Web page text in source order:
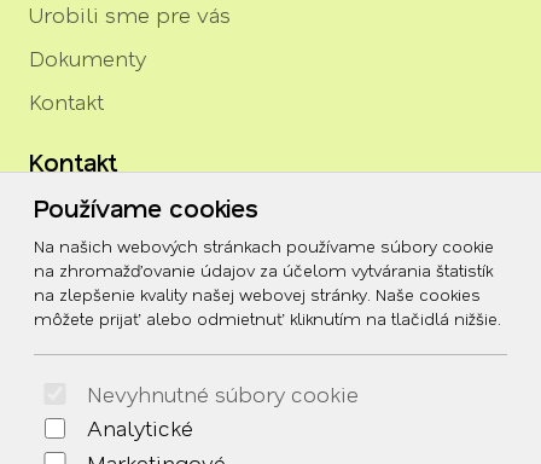
Používame cookies
Na našich webových stránkach používame súbory cookie
na zhromažďovanie údajov za účelom vytvárania štatistík
na zlepšenie kvality našej webovej stránky. Naše cookies
môžete prijať alebo odmietnuť kliknutím na tlačidlá nižšie.
Nevyhnutné súbory cookie
Analytické
Urobili sme pre vás
Dokumenty
Kontakt
Kontakt
igor.rozenberg@tszh.eu
045/678 70 10
045/678 70 11
Social
Facebook
© 2026 Arrabella s.r.o., mayabella s.r.o., Všetky práva